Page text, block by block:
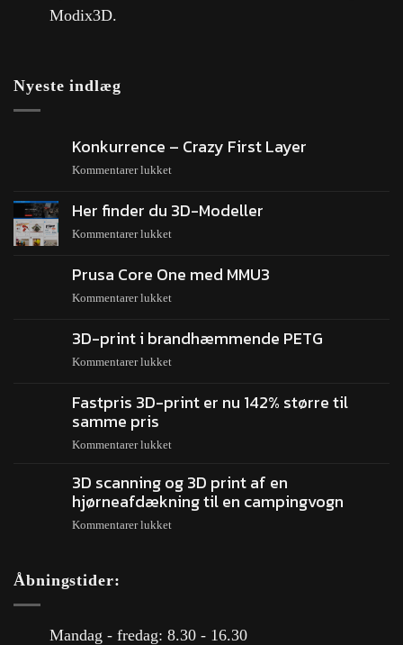
Modix3D.
Nyeste indlæg
Konkurrence – Crazy First Layer
Kommentarer lukket
Her finder du 3D-Modeller
Kommentarer lukket
Prusa Core One med MMU3
Kommentarer lukket
3D-print i brandhæmmende PETG
Kommentarer lukket
Fastpris 3D-print er nu 142% større til
samme pris
Kommentarer lukket
3D scanning og 3D print af en
hjørneafdækning til en campingvogn
Kommentarer lukket
Åbningstider:
Mandag - fredag: 8.30 - 16.30